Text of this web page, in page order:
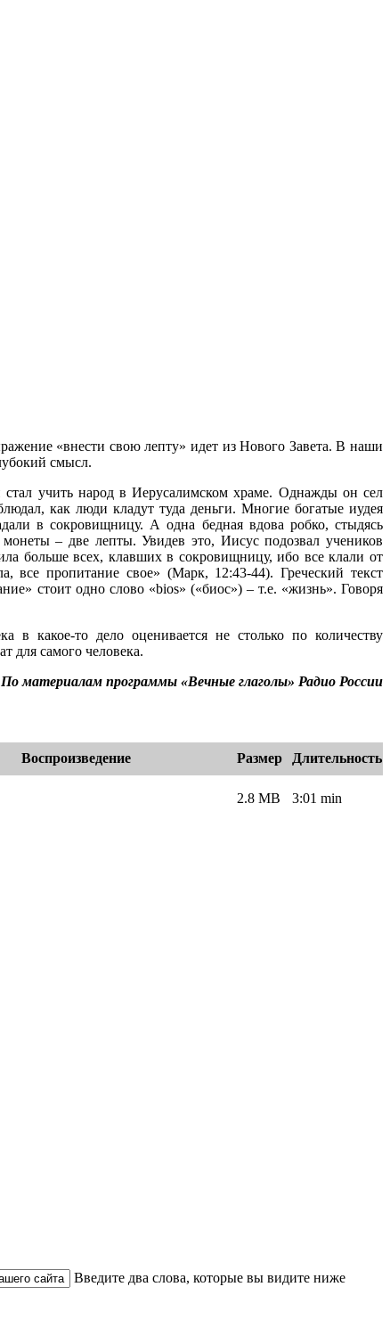
«внести свою лепту» идет из Нового Завета. В наши
смысл.
учить народ в Иерусалимском храме. Однажды он сел
как люди кладут туда деньги. Многие богатые иудея
в сокровищницу. А одна бедная вдова робко, стыдясь
– две лепты. Увидев это, Иисус подозвал учеников
больше всех, клавших в сокровищницу, ибо все клали от
все пропитание свое» (Марк, 12:43-44). Греческий текст
стоит одно слово «bios» («биос») – т.е. «жизнь». Говоря
в какое-то дело оценивается не столько по количеству
для самого человека.
По материалам программы «Вечные глаголы» Радио России
Воспроизведение Размер Длительность
2.8 MB
3:01 min
Введите два слова, которые вы видите ниже